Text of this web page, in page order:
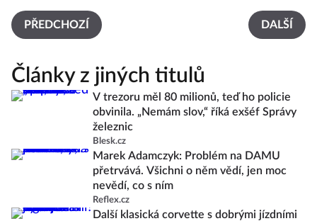
PŘEDCHOZÍ DALŠÍ
Články z jiných titulů
V trezoru měl 80 milionů, teď ho policie
obvinila. „Nemám slov,“ říká exšéf Správy
železnic
Blesk.cz
Marek Adamczyk: Problém na DAMU
přetrvává. Všichni o něm vědí, jen moc
nevědí, co s ním
Reflex.cz
Další klasická corvette s dobrými jízdními